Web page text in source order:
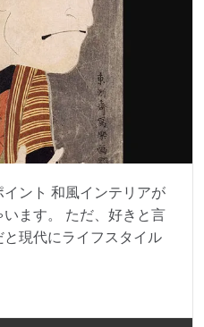
ント 和風インテリアが
ます。 ただ、好きと言
現代にライフスタイル